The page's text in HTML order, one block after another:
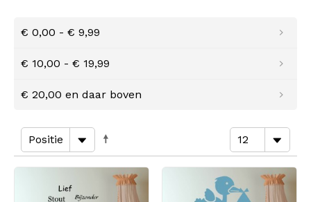
€ 0,00 - € 9,99
€ 10,00 - € 19,99
€ 20,00 en daar boven